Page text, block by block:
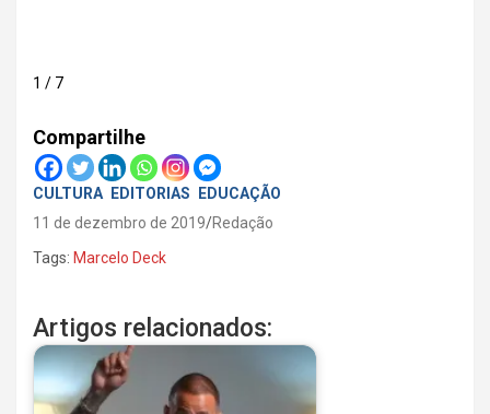
1 / 7
Compartilhe
CULTURA EDITORIAS
EDUCAÇÃO
11 de dezembro de 2019 Redação
Tags: Marcelo Deck
Artigos relacionados: